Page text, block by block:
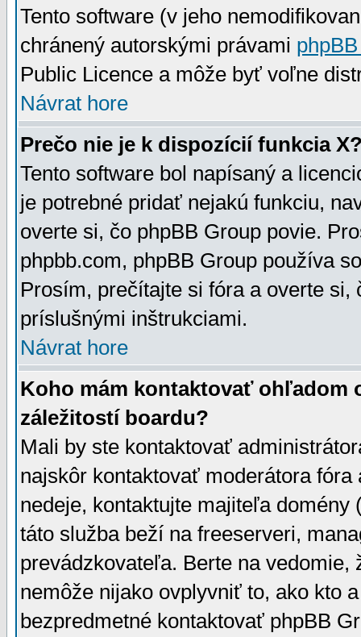
Tento software (v jeho
chránený autorskými právami
Public Licence a môže byť voľne
Návrat hore
Prečo nie je k dispozícií funkcia
Tento software bol napísaný a
je potrebné pridať nejakú funkciu,
overte si, čo phpBB Group povie.
phpbb.com, phpBB Group používa
Prosím, prečítajte si fóra a overte
príslušnými inštrukciami.
Návrat hore
Koho mám kontaktovať ohľadom
záležitostí boardu?
Mali by ste kontaktovať
najskôr kontaktovať moderátora
nedeje, kontaktujte majiteľa
táto služba beží na freeserveri,
prevádzkovateľa. Berte na
nemôže nijako ovplyvniť to, ako kto
bezpredmetné kontaktovať phpBB